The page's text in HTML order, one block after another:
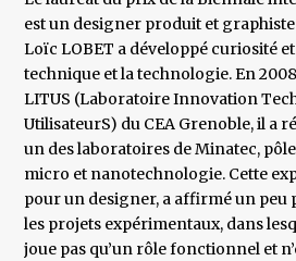
est un designer produit et
Loïc LOBET a développé curiosité
technique et la technologie. En
LITUS (Laboratoire Innovation
UtilisateurS) du CEA Grenoble, il a
un des laboratoires de Minatec,
micro et nanotechnologie. Cette
pour un designer, a affirmé un peu
les projets expérimentaux, dans
joue pas qu’un rôle fonctionnel et